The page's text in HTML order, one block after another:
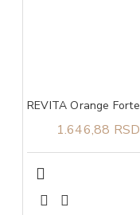
1.646,88 RSD